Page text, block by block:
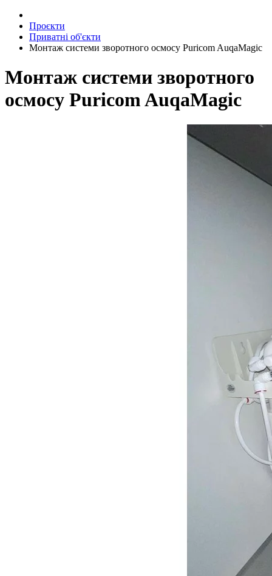
Проєкти
Приватні об'єкти
Монтаж системи зворотного осмосу Puricom AuqaMagic
Монтаж системи зворотного
осмосу Puricom AuqaMagic